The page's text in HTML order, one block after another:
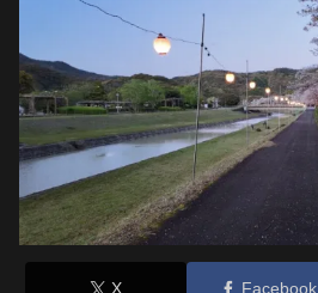
X Facebook